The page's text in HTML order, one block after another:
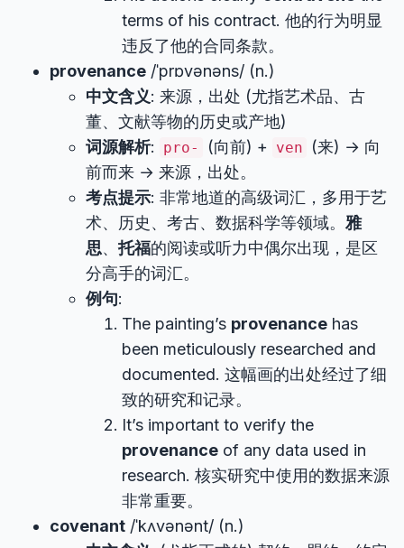
terms of his contract. 他的行为明显
违反了他的合同条款。
provenance /ˈprɒvənəns/ (n.)
中文含义: 来源，出处 (尤指艺术品、古
董、文献等物的历史或产地)
词源解析: pro- (向前) + ven
(来) → 向
前而来 → 来源，出处。
考点提示: 非常地道的高级词汇，多用于艺
术、历史、考古、数据科学等领域。 雅
思、托福的阅读或听力中偶尔出现，是区
分高手的词汇。
例句:
The painting’s provenance has
been meticulously researched and
documented. 这幅画的出处经过了细
致的研究和记录。
It’s important to verify the
provenance of any data used in
research. 核实研究中使用的数据来源
非常重要。
covenant /ˈkʌvənənt/ (n.)